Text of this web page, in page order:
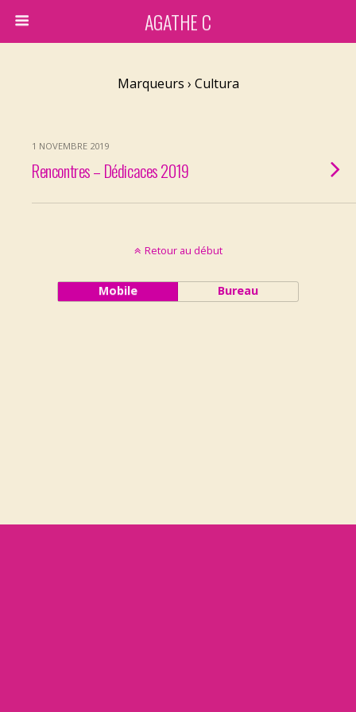
AGATHE C
Marqueurs › Cultura
1 NOVEMBRE 2019
Rencontres – Dédicaces 2019
Retour au début
Mobile Bureau